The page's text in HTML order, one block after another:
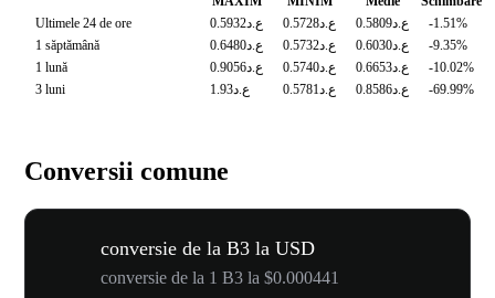
Ultimele 24 de ore
ع.د0.5932 ع.د0.5728 ع.د0.5809
-1.51%
1 săptămână
ع.د0.6480 ع.د0.5732 ع.د0.6030
-9.35%
1 lună
ع.د0.9056 ع.د0.5740 ع.د0.6653
-10.02%
3 luni
ع.د1.93 ع.د0.5781 ع.د0.8586 -69.99%
Conversii comune
conversie de la B3 la USD
conversie de la 1 B3 la $0.000441